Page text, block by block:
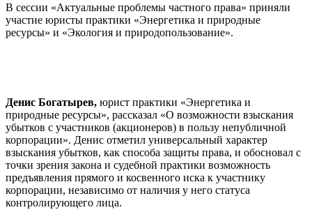
В сессии «Актуальные проблемы частного права» приняли
участие юристы практики «Энергетика и природные
ресурсы» и «Экология и природопользование».
Денис Богатырев, юрист практики «Энергетика и
природные ресурсы», рассказал «О возможности взыскания
убытков с участников (акционеров) в пользу непубличной
корпорации». Денис отметил универсальный характер
взыскания убытков, как способа защиты права, и обосновал с
точки зрения закона и судебной практики возможность
предъявления прямого и косвенного иска к участнику
корпорации, независимо от наличия у него статуса
контролирующего лица.